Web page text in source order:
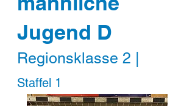
Jugend D
Regionsklasse 2 |
Staffel 1